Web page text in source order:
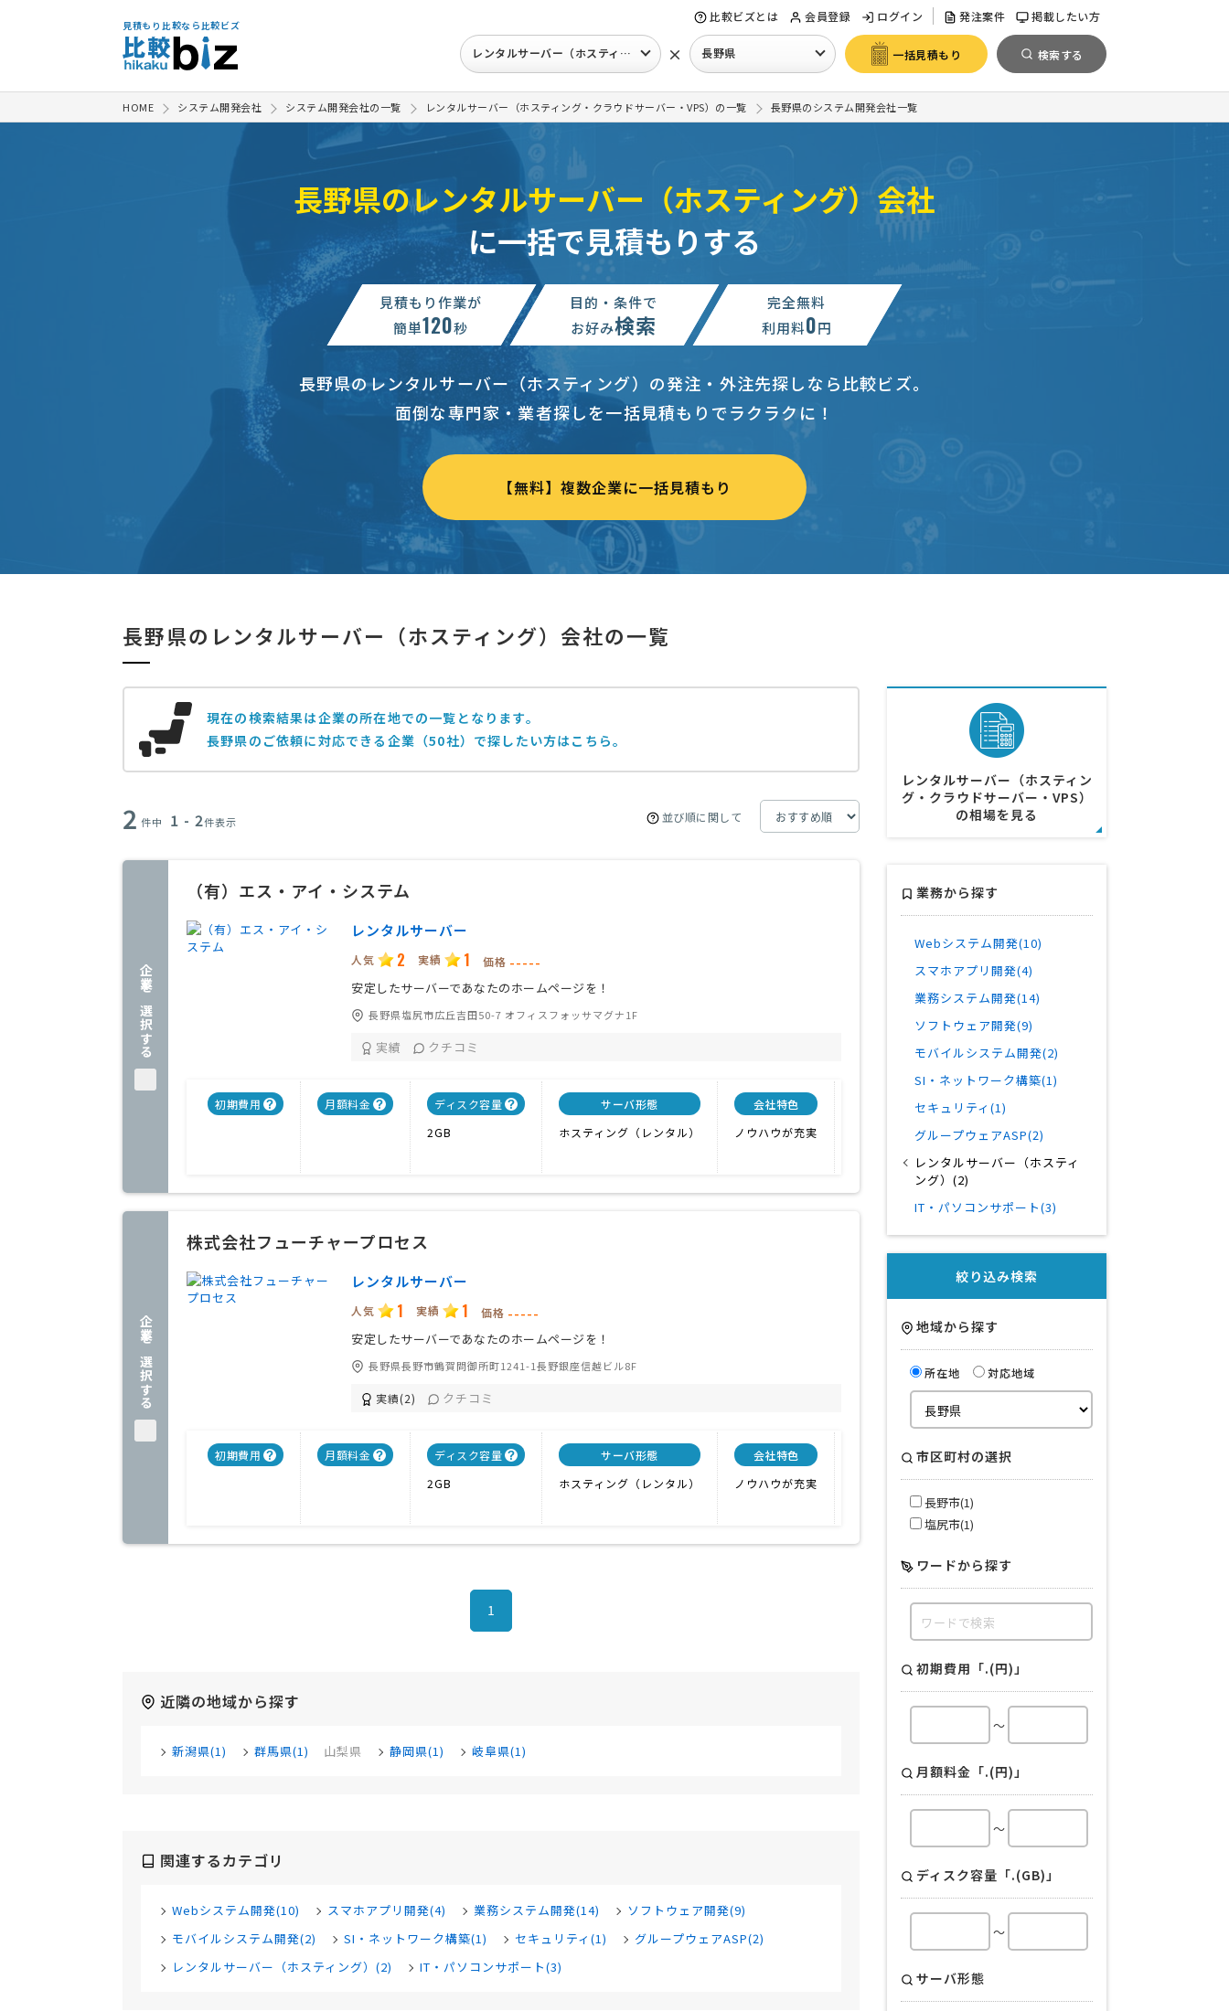
見積もり比較なら比較ビズ
比較ビズとは 会員登録 ログイン 発注案件 掲載したい方
レンタルサーバー（ホスティング） × 長野県 一括見積もり 検索する
HOME システム開発会社 システム開発会社の一覧 レンタルサーバー（ホスティング・クラウドサーバー・VPS）の一覧 長野県のシステム開発会社一覧
長野県のレンタルサーバー（ホスティング）会社
に一括で見積もりする
見積もり作業が
簡単120秒
目的・条件で
お好み検索
完全無料
利用料0円
長野県のレンタルサーバー（ホスティング）の発注・外注先探しなら比較ビズ。
面倒な専門家・業者探しを一括見積もりでラクラクに！
【無料】複数企業に一括見積もり
長野県のレンタルサーバー（ホスティング）会社の一覧
現在の検索結果は企業の所在地での一覧となります。
長野県のご依頼に対応できる企業（50社）で探したい方はこちら。
2 件中 1 - 2件表示 並び順に関して
企業を選択する
（有）エス・アイ・システム
レンタルサーバー
人気 2 実績 1 価格 -----
安定したサーバーであなたのホームページを！
長野県塩尻市広丘吉田50-7 オフィスフォッサマグナ1F
実績 クチコミ
初期費用 月額料金
ディスク容量
2GB
サーバ形態
ホスティング（レンタル）
会社特色
ノウハウが充実
得意業界
全般
企業を選択する
株式会社フューチャープロセス
レンタルサーバー
人気 1 実績 1 価格 -----
安定したサーバーであなたのホームページを！
長野県長野市鶴賀問御所町1241-1長野銀座信越ビル8F
実績(2) クチコミ
初期費用 月額料金
ディスク容量
2GB
サーバ形態
ホスティング（レンタル）
会社特色
ノウハウが充実
会社規模
得意業界
全般
1
近隣の地域から探す
新潟県(1) 群馬県(1) 山梨県 静岡県(1) 岐阜県(1)
関連するカテゴリ
Webシステム開発(10) スマホアプリ開発(4) 業務システム開発(14)
ソフトウェア開発(9)
モバイルシステム開発(2)
SI・ネットワーク構築(1) セキュリティ(1)
グループウェアASP(2)
レンタルサーバー（ホスティング）(2)
IT・パソコンサポート(3)
レンタルサーバー（ホスティン
グ・クラウドサーバー・VPS）
の相場を見る
業務から探す
Webシステム開発(10)
スマホアプリ開発(4)
業務システム開発(14)
ソフトウェア開発(9)
モバイルシステム開発(2)
SI・ネットワーク構築(1)
セキュリティ(1)
グループウェアASP(2)
レンタルサーバー（ホスティ
ング）(2)
IT・パソコンサポート(3)
絞り込み検索
地域から探す
所在地 対応地域
市区町村の選択
長野市(1)
塩尻市(1)
ワードから探す
初期費用「.(円)」
～
月額料金「.(円)」
～
ディスク容量「.(GB)」
～
サーバ形態